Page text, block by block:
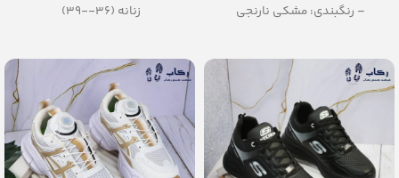
– رنگبندی: مشکی نارنجی
زنانه (36--39)
– رنگبندی: مشکی
– تعداد در کارتن: 12 جفت
_جنس: پی یو زیره تزریقی